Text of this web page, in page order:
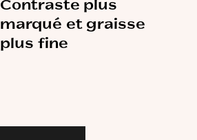
Contraste plus
marqué et graisse
plus fine